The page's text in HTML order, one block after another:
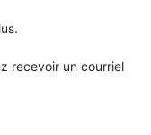
recevoir un courriel